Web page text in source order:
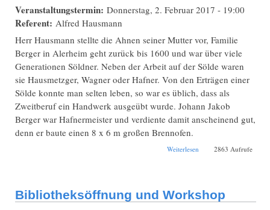
Veranstaltungstermin: Donnerstag, 2. Februar 2017 - 19:00
Referent: Alfred Hausmann
Herr Hausmann stellte die Ahnen seiner Mutter vor, Familie
Berger in Alerheim geht zurück bis 1600 und war über viele
Generationen Söldner. Neben der Arbeit auf der Sölde waren
sie Hausmetzger, Wagner oder Hafner. Von den Erträgen einer
Sölde konnte man selten leben, so war es üblich, dass als
Zweitberuf ein Handwerk ausgeübt wurde. Johann Jakob
Berger war Hafnermeister und verdiente damit anscheinend gut,
denn er baute einen 8 x 6 m großen Brennofen.
Weiterlesen über Daniel Hubel
2863 Aufrufe
Bibliotheksöffnung und Workshop